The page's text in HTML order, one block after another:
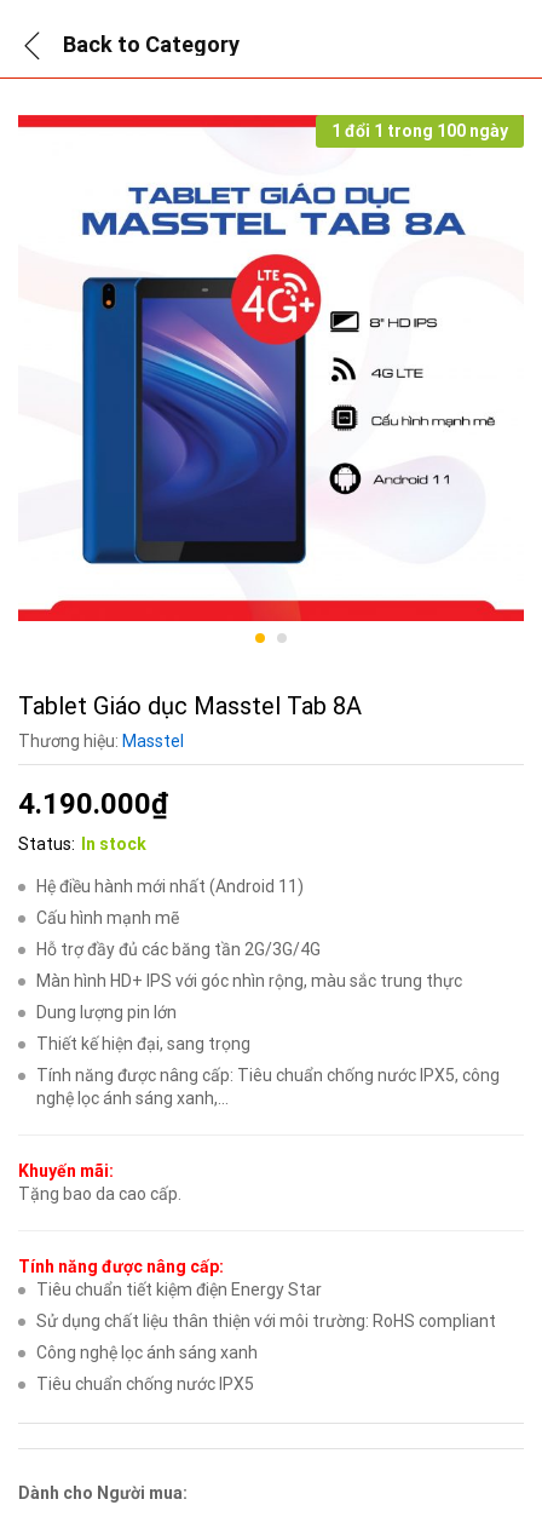
Back to Category
1 đổi 1 trong 100 ngày
Tablet Giáo dục Masstel Tab 8A
Thương hiệu: Masstel
4.190.000₫
Status: In stock
Hệ điều hành mới nhất (Android 11)
Cấu hình mạnh mẽ
Hỗ trợ đầy đủ các băng tần 2G/3G/4G
Màn hình HD+ IPS với góc nhìn rộng, màu sắc trung thực
Dung lượng pin lớn
Thiết kế hiện đại, sang trọng
Tính năng được nâng cấp: Tiêu chuẩn chống nước IPX5, công
nghệ lọc ánh sáng xanh,…
Khuyến mãi:
Tặng bao da cao cấp.
Tính năng được nâng cấp:
Tiêu chuẩn tiết kiệm điện Energy Star
Sử dụng chất liệu thân thiện với môi trường: RoHS compliant
Công nghệ lọc ánh sáng xanh
Tiêu chuẩn chống nước IPX5
Dành cho Người mua: